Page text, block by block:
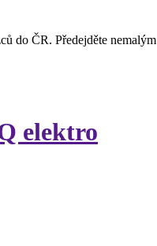
do ČR. Předejděte
elektro